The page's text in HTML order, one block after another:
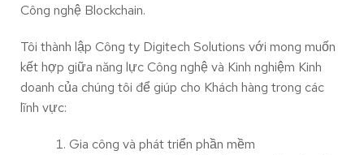
Công nghệ Blockchain.
Tôi thành lập Công ty Digitech Solutions với mong muốn
kết hợp giữa năng lực Công nghệ và Kinh nghiệm Kinh
doanh của chúng tôi để giúp cho Khách hàng trong các
lĩnh vực:
Gia công và phát triển phần mềm